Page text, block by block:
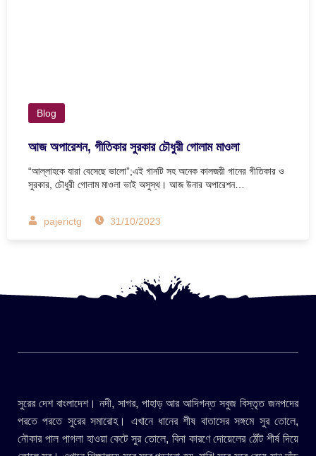
Blog
আজ অপারেশন, গীতিকার সুরকার চৌধুরী গোলাম মাওলা
“আল্লাহকে যারা বেসেছে ভালো”;এই গানটি সহ অনেক কালজয়ী গানের গীতিকার ও
সুরকার, চৌধুরী গোলাম মাওলা ভাই অসুস্থ। আজ উনার অপারেশন…
pajerictg 31/10/2023
সুরের দেশ বাংলাদেশ। নদী, সাগর, পাহাড় আর আদিগন্ত সবুজ বিস্তৃত জনপদের
পরতে পরতে সুরের সমারোহ। এখানে ধানের শীষ বাতাসের সঙ্গমে সুর তোলে,
নৌকার পাল পাগলা হাওয়া কেটে সুর তোলে, বিনা কারণে দোয়েলের ঠোঁট শীর্ষ দিয়ে